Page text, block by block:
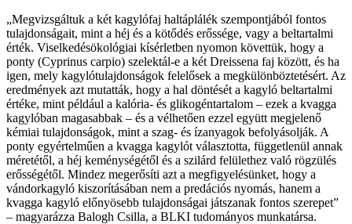
„Megvizsgáltuk a két kagylófaj haltáplálék szempontjából fontos
tulajdonságait, mint a héj és a kötődés erőssége, vagy a beltartalmi
érték. Viselkedésökológiai kísérletben nyomon követtük, hogy a
ponty (Cyprinus carpio) szelektál-e a két Dreissena faj között, és ha
igen, mely kagylótulajdonságok felelősek a megkülönböztetésért. Az
eredmények azt mutatták, hogy a hal döntését a kagyló beltartalmi
értéke, mint például a kalória- és glikogéntartalom – ezek a kvagga
kagylóban magasabbak – és a vélhetően ezzel együtt megjelenő
kémiai tulajdonságok, mint a szag- és ízanyagok befolyásolják. A
ponty egyértelműen a kvagga kagylót választotta, függetlenül annak
méretétől, a héj keménységétől és a szilárd felülethez való rögzülés
erősségétől. Mindez megerősíti azt a megfigyelésünket, hogy a
vándorkagyló kiszorításában nem a predációs nyomás, hanem a
kvagga kagyló előnyösebb tulajdonságai játszanak fontos szerepet”
– magyarázza Balogh Csilla, a BLKI tudományos munkatársa.